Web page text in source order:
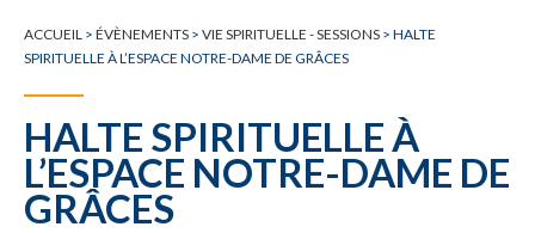
ACCUEIL > ÉVÈNEMENTS > VIE SPIRITUELLE - SESSIONS > HALTE
SPIRITUELLE À L’ESPACE NOTRE-DAME DE GRÂCES
HALTE SPIRITUELLE À
L’ESPACE NOTRE-DAME DE
GRÂCES